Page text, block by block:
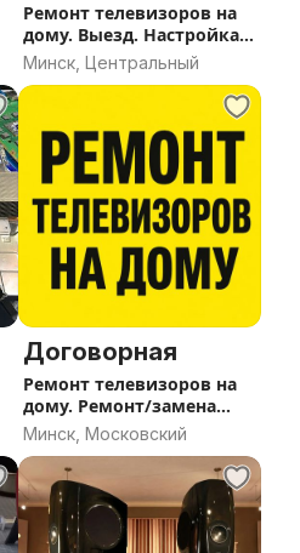
Ремонт телевизоров на
дому. Выезд. Настройка
телевизора. Ремонт/
замена подсветки
Минск, Центральный
Договорная
Ремонт телевизоров на
дому. Ремонт/замена
подсветки телевизора
LG, Samsung и др.
Частный мастер.
Минск, Московский